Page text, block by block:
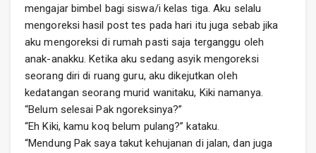
mengajar bimbel bagi siswa/i kelas tiga. Aku selalu
mengoreksi hasil post tes pada hari itu juga sebab jika
aku mengoreksi di rumah pasti saja terganggu oleh
anak-anakku. Ketika aku sedang asyik mengoreksi
seorang diri di ruang guru, aku dikejutkan oleh
kedatangan seorang murid wanitaku, Kiki namanya.
“Belum selesai Pak ngoreksinya?”
“Eh Kiki, kamu koq belum pulang?” kataku.
“Mendung Pak saya takut kehujanan di jalan, dan juga